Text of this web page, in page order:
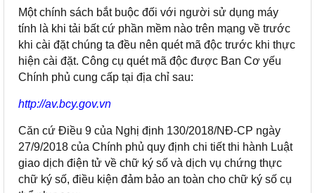
Một chính sách bắt buộc đối với người sử dụng máy
tính là khi tải bất cứ phần mềm nào trên mạng về trước
khi cài đặt chúng ta đều nên quét mã độc trước khi thực
hiện cài đặt. Công cụ quét mã độc được Ban Cơ yếu
Chính phủ cung cấp tại địa chỉ sau:
http://av.bcy.gov.vn
Căn cứ Điều 9 của Nghị định 130/2018/NĐ-CP ngày
27/9/2018 của Chính phủ quy định chi tiết thi hành Luật
giao dịch điện tử về chữ ký số và dịch vụ chứng thực
chữ ký số, điều kiện đảm bảo an toàn cho chữ ký số cụ